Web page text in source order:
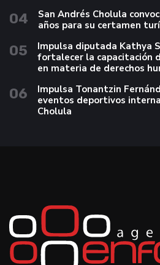
04
San Andrés Cholula
años para su certamen
05
Impulsa diputada Kathya
fortalecer la capacitación
en materia de derechos
06
Impulsa Tonantzin
eventos deportivos
Cholula